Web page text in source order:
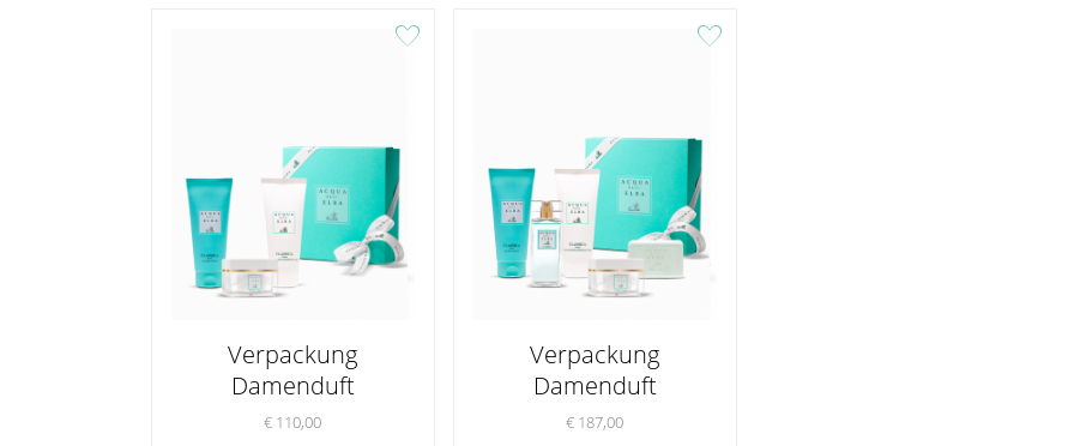
favorite
Verpackung
Damenduft
€ 110,00
favorite
Verpackung
Damenduft
€ 187,00